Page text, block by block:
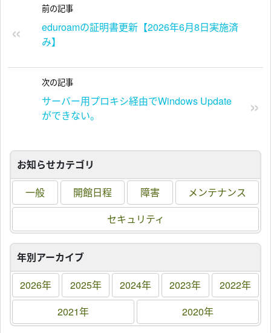
お知らせカテゴリ
一般
開館日程 障害
メンテナンス
セキュリティ
年別アーカイブ
2026年
2025年 2024年 2023年
2022年
2021年
2020年
前の記事
eduroamの証明書更新【2026年6月8日実施済
み】
次の記事
サーバー用プロキシ経由でWindows Update
ができない。